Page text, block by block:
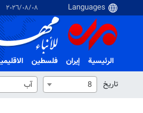
٠٨‏/٠٨‏/٢٠٢٦
الرئيسية إيران فلسطین
تاریخ
8 آب